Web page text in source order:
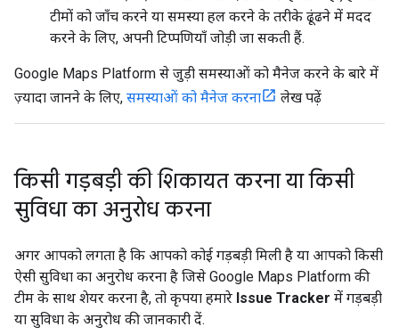
टीमों को जाँच करने या समस्या हल करने के तरीके ढूंढने में मदद
करने के लिए, अपनी टिप्पणियाँ जोड़ी जा सकती हैं.
Google Maps Platform से जुड़ी समस्याओं को मैनेज करने के बारे में
ज़्यादा जानने के लिए, समस्याओं को मैनेज करना लेख पढ़ें
किसी गड़बड़ी की शिकायत करना या किसी
सुविधा का अनुरोध करना
अगर आपको लगता है कि आपको कोई गड़बड़ी मिली है या आपको किसी
ऐसी सुविधा का अनुरोध करना है जिसे Google Maps Platform की
टीम के साथ शेयर करना है, तो कृपया हमारे Issue Tracker में गड़बड़ी
या सुविधा के अनुरोध की जानकारी दें.